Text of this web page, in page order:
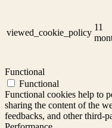
viewed_cookie_policy
11
Functional
Functional
Functional cookies help to
sharing the content of the
feedbacks, and other third-